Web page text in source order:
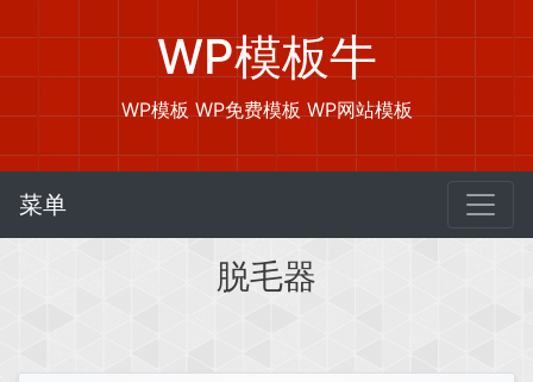
WP模板牛
WP模板 WP免费模板 WP网站模板
菜单
脱毛器